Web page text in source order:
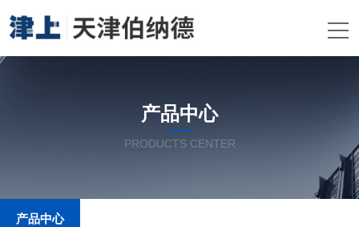
产品中心
PRODUCTS CENTER
产品中心